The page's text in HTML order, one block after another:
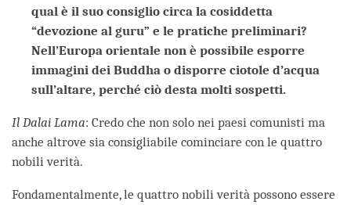
qual è il suo consiglio circa la cosiddetta
“devozione al guru” e le pratiche preliminari?
Nell’Europa orientale non è possibile esporre
immagini dei Buddha o disporre ciotole d’acqua
sull’altare, perché ciò desta molti sospetti.
Il Dalai Lama: Credo che non solo nei paesi comunisti ma
anche altrove sia consigliabile cominciare con le quattro
nobili verità.
Fondamentalmente, le quattro nobili verità possono essere